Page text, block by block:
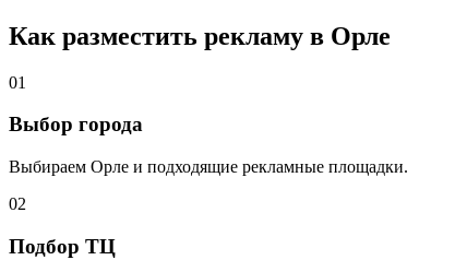
Как разместить рекламу в Орле
01
Выбор города
Выбираем Орле и подходящие рекламные площадки.
02
Подбор ТЦ